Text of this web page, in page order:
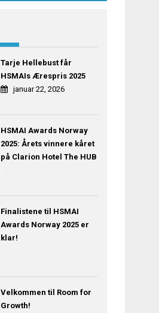
Tarje Hellebust får
HSMAIs Ærespris 2025
januar 22, 2026
HSMAI Awards Norway
2025: Årets vinnere kåret
på Clarion Hotel The HUB
Finalistene til HSMAI
Awards Norway 2025 er
klar!
Velkommen til Room for
Growth!